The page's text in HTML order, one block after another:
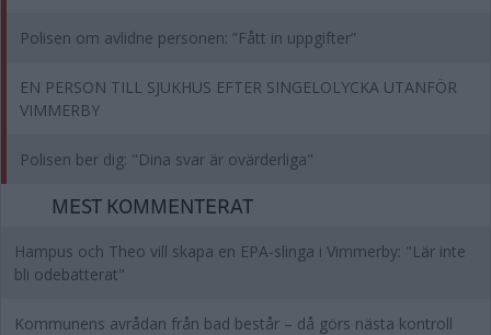
Polisen om avlidne personen: ”Fått in uppgifter”
EN PERSON TILL SJUKHUS EFTER SINGELOLYCKA UTANFÖR
VIMMERBY
Polisen ber dig: "Dina svar är ovärderliga"
MEST KOMMENTERAT
Hampus och Theo vill skapa en EPA-slinga i Vimmerby: "Lär inte
bli odebatterat"
Kommunens avrådan från bad består – då görs nästa kontroll